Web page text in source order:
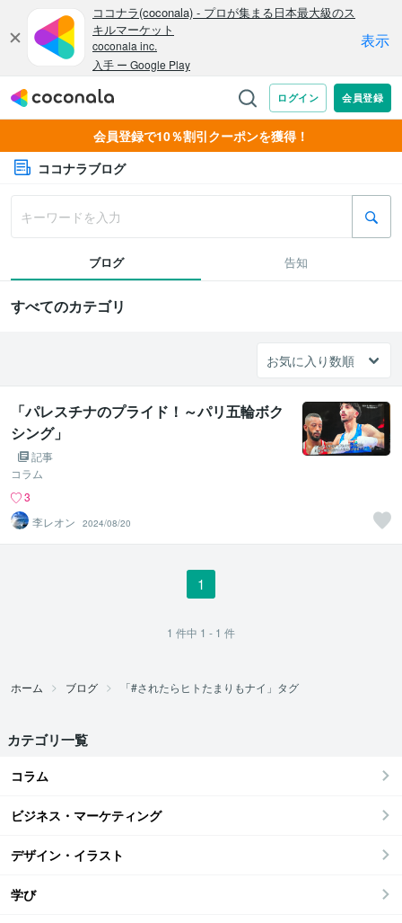
会員登録で10％割引クーポンを獲得！
ココナラブログ
ブログ 告知
すべてのカテゴリ
「パレスチナのプライド！～パリ五輪ボク
シング」
記事
コラム
3
李レオン
2024/08/20
1
1 件中 1 - 1 件
ホーム ブログ 「#されたらヒトたまりもナイ」タグ
カテゴリ一覧
コラム
ビジネス・マーケティング
デザイン・イラスト
学び